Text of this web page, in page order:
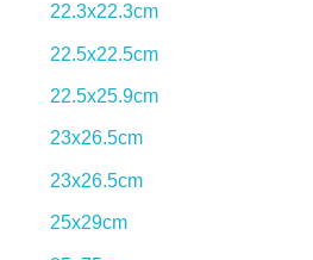
22.3x22.3cm
22.5x22.5cm
22.5x25.9cm
23x26.5cm
23x26.5cm
25x29cm